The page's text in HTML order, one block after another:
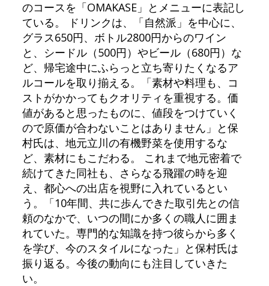
のコースを「OMAKASE」とメニューに表記し
ている。 ドリンクは、「自然派」を中心に、
グラス650円、ボトル2800円からのワイン
と、シードル（500円）やビール（680円）な
ど、帰宅途中にふらっと立ち寄りたくなるア
ルコールを取り揃える。「素材や料理も、コ
ストがかかってもクオリティを重視する。価
値があると思ったものに、値段をつけていく
ので原価が合わないことはありません」と保
村氏は、地元立川の有機野菜を使用するな
ど、素材にもこだわる。 これまで地元密着で
続けてきた同社も、さらなる飛躍の時を迎
え、都心への出店を視野に入れているとい
う。「10年間、共に歩んできた取引先との信
頼のなかで、いつの間にか多くの職人に囲ま
れていた。専門的な知識を持つ彼らから多く
を学び、今のスタイルになった」と保村氏は
振り返る。今後の動向にも注目していきた
い。